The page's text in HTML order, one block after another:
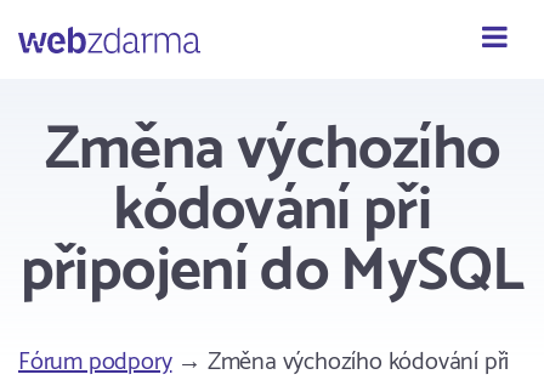
Webzdarma
Změna výchozího
kódování při
připojení do MySQL
Fórum podpory→ Změna výchozího kódování při